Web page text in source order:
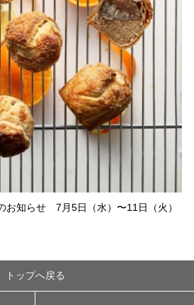
お知らせ 7月5日（水）〜11日（火）
トップへ戻る